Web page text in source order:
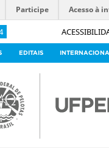
Participe Acesso à
EDITAIS